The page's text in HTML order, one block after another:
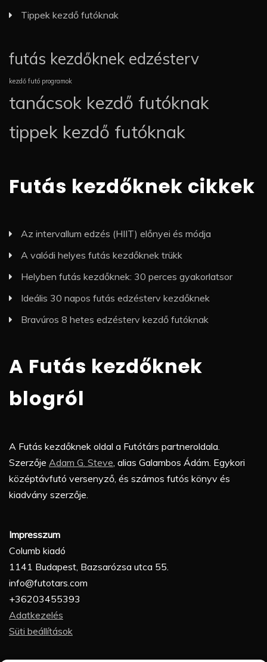
Tippek kezdő futóknak
futás kezdőknek edzésterv
kezdő futó programok
tanácsok kezdő futóknak
tippek kezdő futóknak
Futás kezdőknek cikkek
Az intervallum edzés (HIIT) előnyei és módja
A valódi helyes futás kezdőknek trükk
Helyben futás kezdőknek: 30 perces gyakorlatsor
Ideális 30 napos futás edzésterv kezdőknek
Bravúros 8 hetes edzésterv kezdő futóknak
A Futás kezdőknek
blogról
A Futás kezdőknek oldal a Futótárs partneroldala.
Szerzője Adam G. Steve , alias Galambos Ádám. Egykori
középtávfutó versenyző, és számos futós könyv és
kiadvány szerzője.
Impresszum
Columb kiadó
1141 Budapest, Bazsarózsa utca 55.
info@futotars.com
+36203455393
Adatkezelés
Süti beállítások